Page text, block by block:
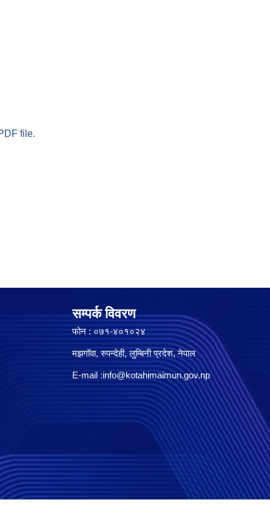
file.
सम्पर्क विवरण
फोन : ०७१-४०१०२४
मझगॉवा, रुपन्देही, लुम्बिनी प्रदेश, नेपाल
E-mail :info@kotahimaimun.gov.np